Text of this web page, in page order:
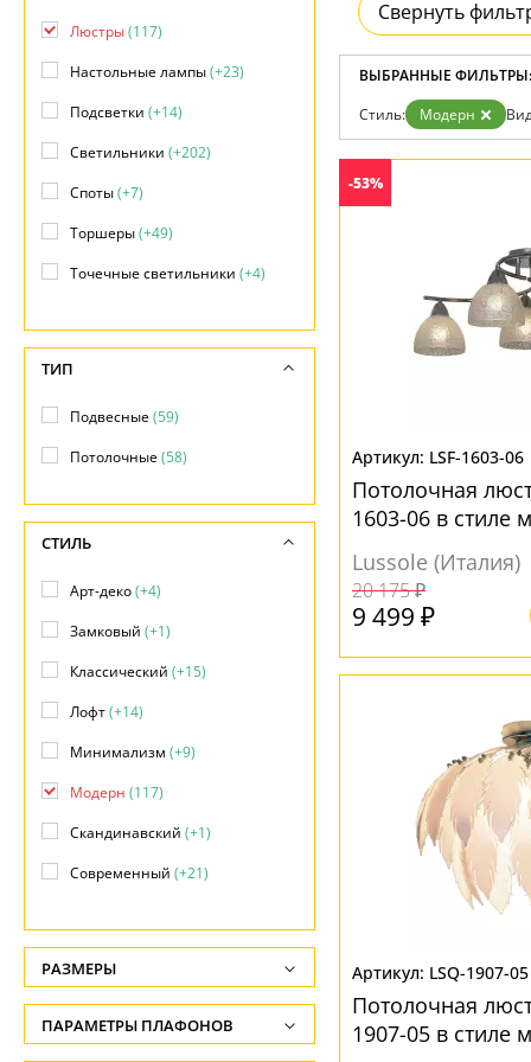
Возврат
Отзывы
Дизайнерам
Бренды
Контакты
Современный
Хай тек
Свернуть
ВЫБРАННЫЕ ФИЛЬТРЫ:
Стиль: Модерн
-53%
LSF-1603-06
Потолочная
1603-06 в стиле
Lussole (Италия)
20 175 ₽
9 499 ₽
LSQ-1907-05
Потолочная
1907-05 в стиле
Люстры(117)
Настольные лампы(+23)
Подсветки (+14)
Светильники (+202)
Споты(+7)
Торшеры(+49)
Точечные светильники (+4)
ТИП
Подвесные(59)
Потолочные(58)
СТИЛЬ
Арт-деко(+4)
Замковый (+1)
Классический (+15)
Лофт(+14)
Минимализм (+9)
Модерн (117)
Скандинавский (+1)
Современный (+21)
Флористика(+4)
Хай-тек(+4)
РАЗМЕРЫ
Высота, см
-
ПАРАМЕТРЫ ПЛАФОНОВ